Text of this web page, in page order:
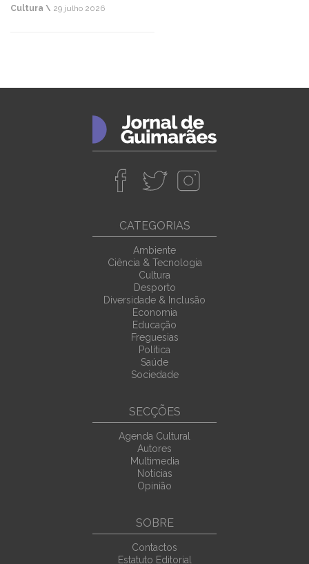
Cultura \ 29 julho 2026
CATEGORIAS
Ambiente
Ciência & Tecnologia
Cultura
Desporto
Diversidade & Inclusão
Economia
Educação
Freguesias
Política
Saúde
Sociedade
SECÇÕES
Agenda Cultural
Autores
Multimedia
Noticias
Opinião
SOBRE
Contactos
Estatuto Editorial